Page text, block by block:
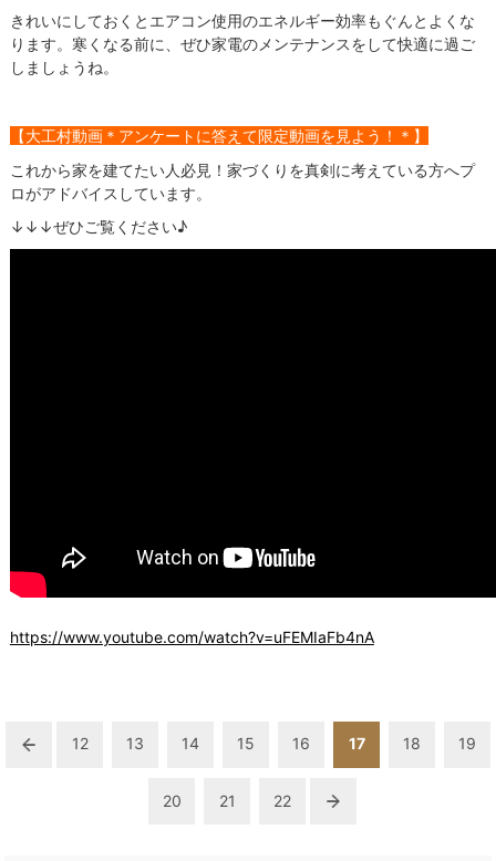
きれいにしておくとエアコン使用のエネルギー効率もぐんとよくな
ります。寒くなる前に、ぜひ家電のメンテナンスをして快適に過ご
しましょうね。
【大工村動画＊アンケートに答えて限定動画を見よう！＊】
これから家を建てたい人必見！家づくりを真剣に考えている方へプ
ロがアドバイスしています。
↓↓↓ぜひご覧ください♪
https://www.youtube.com/watch?v=uFEMIaFb4nA
12 13 14 15 16 17 18 19
20 21 22